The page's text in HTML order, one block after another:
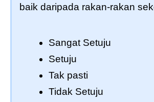
baik daripada rakan-rakan
Sangat Setuju
Setuju
Tak pasti
Tidak Setuju